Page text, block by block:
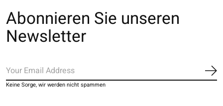
Abonnieren Sie unseren
Newsletter
Keine Sorge, wir werden nicht spammen